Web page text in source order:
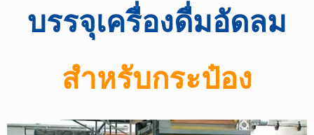
บรรจุเครื่องดื่มอัดลม
สำหรับกระป๋อง